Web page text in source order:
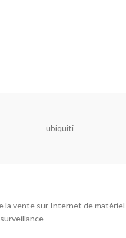
ubiquiti
la vente sur Internet de matériel